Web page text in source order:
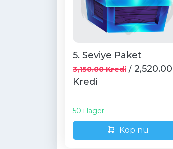
5. Seviye Paket
3,150.00 Kredi / 2,520.00
Kredi
50 i lager
Köp nu